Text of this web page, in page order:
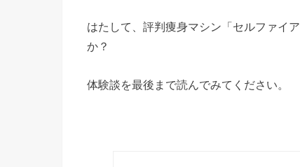
はたして、評判痩身マシン「 セルファイア
か？
体験談を最後まで読んでみてください。